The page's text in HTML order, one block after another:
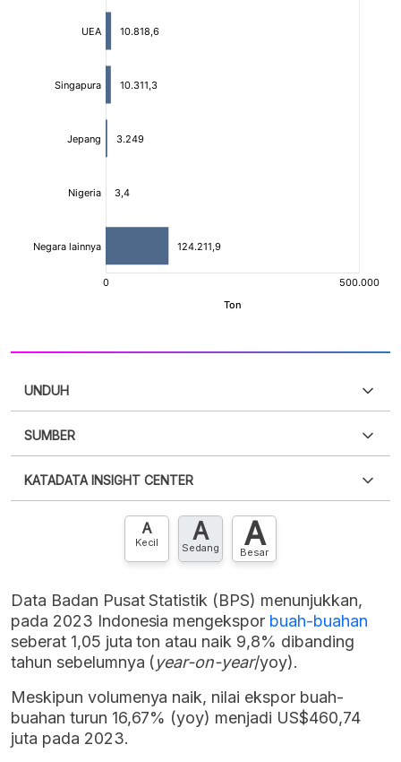
UNDUH
XLS
SUMBER
punya akun?Silakan Daftar sekarang
KATADATA INSIGHT CENTER
Hubungi sekarang »
A
Kecil A
Sedang A
Besar
Data Badan Pusat Statistik (BPS) menunjukkan,
pada 2023 Indonesia mengekspor buah-buahan
seberat 1,05 juta ton atau naik 9,8% dibanding
tahun sebelumnya (year-on-year/yoy).
Meskipun volumenya naik, nilai ekspor buah-
buahan turun 16,67% (yoy) menjadi US$460,74
juta pada 2023.